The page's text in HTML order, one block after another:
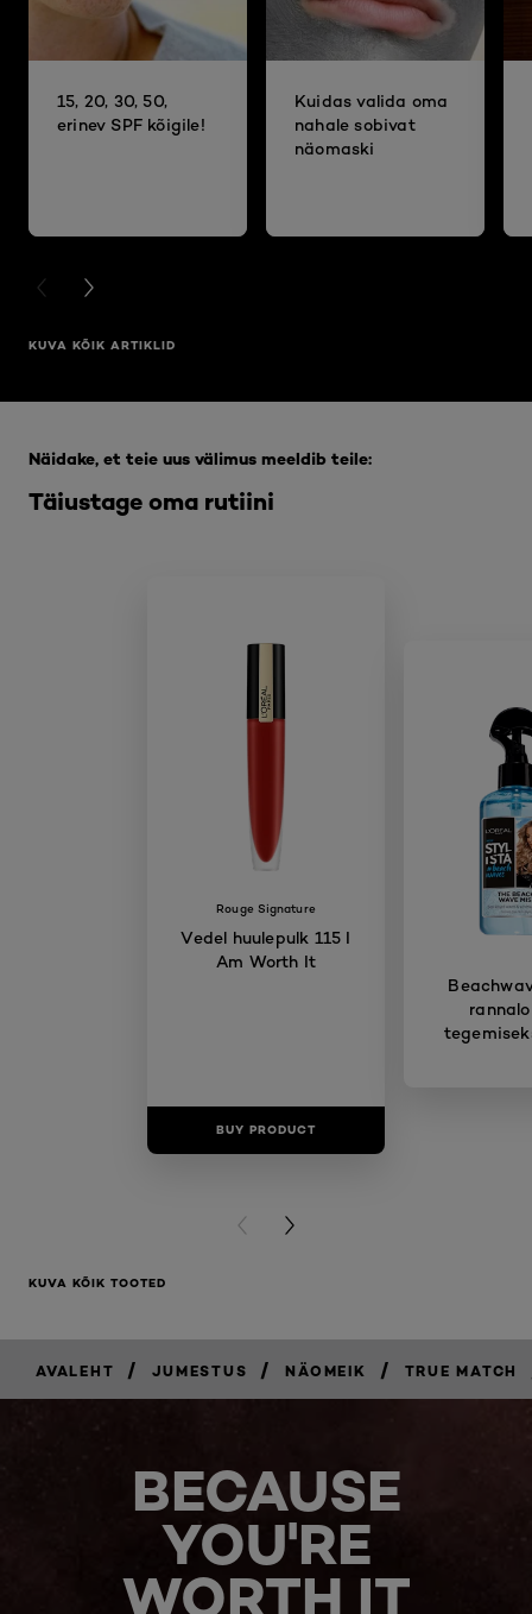
15, 20, 30, 50,
erinev SPF kõigile!
Kuidas valida oma
nahale sobivat
näomaski
PREVIOUS CARD
NEXT CARD
KUVA KÕIK ARTIKLID
Täiustage oma rutiini
Näidake, et teie uus välimus meeldib teile:
Rouge Signature
Vedel huulepulk 115 I
Am Worth It
BUY PRODUCT
PREVIOUS CARD
NEXT CARD
KUVA KÕIK TOOTED
AVALEHT / JUMESTUS / NÄOMEIK / TRUE MATCH
BECAUSE
YOU'RE
WORTH IT